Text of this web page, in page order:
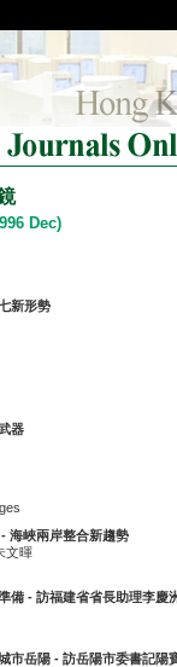
Dec)
新形勢
器
海峽兩岸整合新趨勢
文暉
備 - 訪福建省省長助理李慶
市岳陽 - 訪岳陽市委書記陽